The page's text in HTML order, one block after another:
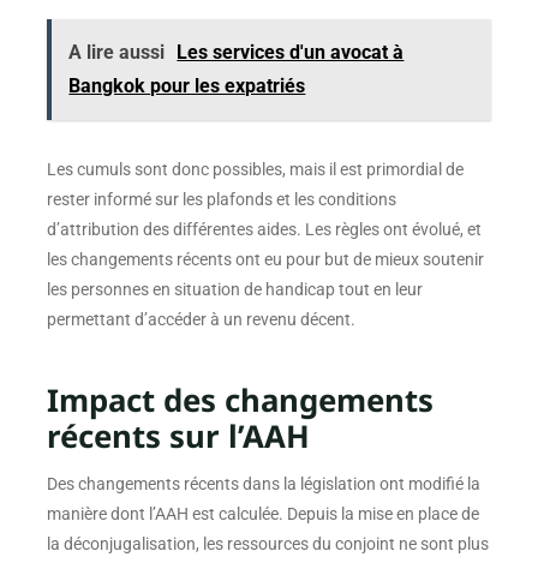
A lire aussi
Les services d'un avocat à
Bangkok pour les expatriés
Les cumuls sont donc possibles, mais il est primordial de
rester informé sur les plafonds et les conditions
d’attribution des différentes aides. Les règles ont évolué, et
les changements récents ont eu pour but de mieux soutenir
les personnes en situation de handicap tout en leur
permettant d’accéder à un revenu décent.
Impact des changements
récents sur l’AAH
Des changements récents dans la législation ont modifié la
manière dont l’AAH est calculée. Depuis la mise en place de
la déconjugalisation, les ressources du conjoint ne sont plus